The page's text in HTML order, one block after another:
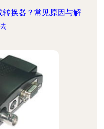
转换器？常见原因与解